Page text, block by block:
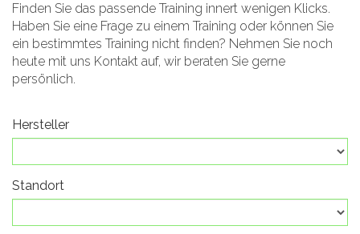
Finden Sie das passende Training innert wenigen Klicks.
Haben Sie eine Frage zu einem Training oder können Sie
ein bestimmtes Training nicht finden? Nehmen Sie noch
heute mit uns Kontakt auf, wir beraten Sie gerne
persönlich.
Hersteller
Standort